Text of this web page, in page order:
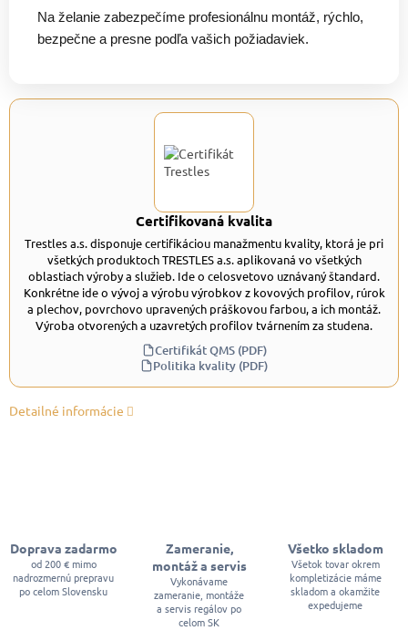
Na želanie zabezpečíme profesionálnu montáž, rýchlo,
bezpečne a presne podľa vašich požiadaviek.
Certifikovaná kvalita
Trestles a.s. disponuje certifikáciou manažmentu kvality, ktorá je pri
všetkých produktoch TRESTLES a.s. aplikovaná vo všetkých
oblastiach výroby a služieb. Ide o celosvetovo uznávaný štandard.
Konkrétne ide o vývoj a výrobu výrobkov z kovových profilov, rúrok
a plechov, povrchovo upravených práškovou farbou, a ich montáž.
Výroba otvorených a uzavretých profilov tvárnením za studena.
Certifikát QMS (PDF)
Politika kvality (PDF)
Detailné informácie
Doprava zadarmo
od 200 € mimo
nadrozmernú prepravu
po celom Slovensku
Zameranie,
montáž a servis
Vykonávame
zameranie, montáže
a servis regálov po
celom SK
Všetko skladom
Všetok tovar okrem
kompletizácie máme
skladom a okamžite
expedujeme